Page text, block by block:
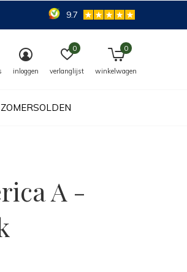
ZOMERSOLDEN
inloggen verlanglijst
0
winkelwagen
0
9.7
A -